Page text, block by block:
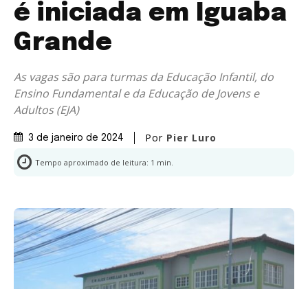
é iniciada em Iguaba
Grande
As vagas são para turmas da Educação Infantil, do
Ensino Fundamental e da Educação de Jovens e
Adultos (EJA)
3 de janeiro de 2024 Por Pier Luro
Tempo aproximado de leitura: 1 min.